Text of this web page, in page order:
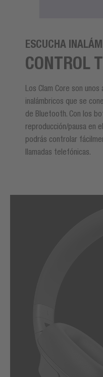
ESCUCHA
CONTROL
Los Clam Core son
inalámbricos que se
de Bluetooth. Con los
reproducción/pausa en
podrás controlar
llamadas telefónicas.